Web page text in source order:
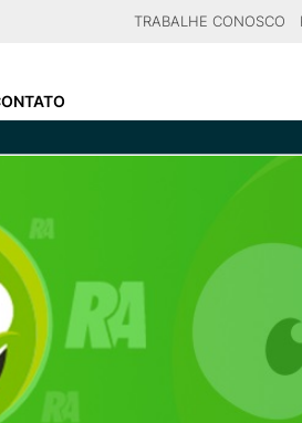
TRABALHE CONOSCO